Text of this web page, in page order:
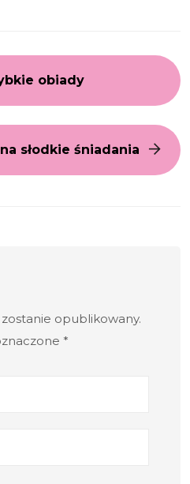
obiady
słodkie śniadania
opublikowany.
*